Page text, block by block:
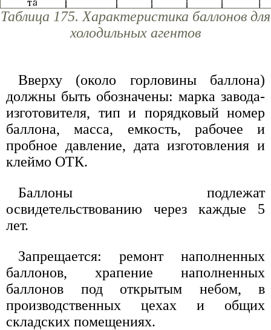
Таблица 175. Характеристика баллонов для
холодильных агентов
Вверху (около горловины баллона)
должны быть обозначены: марка завода-
изготовителя, тип и порядковый номер
баллона, масса, емкость, рабочее и
пробное давление, дата изготовления и
клеймо ОТК.
Баллоны подлежат
освидетельствованию через каждые 5
лет.
Запрещается: ремонт наполненных
баллонов, храпение наполненных
баллонов под открытым небом, в
производственных цехах и общих
складских помещениях.